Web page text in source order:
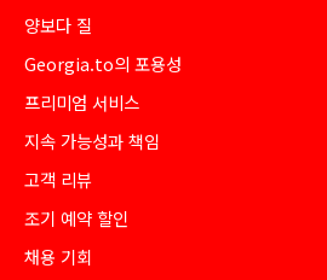
양보다 질
Georgia.to의 포용성
프리미엄 서비스
지속 가능성과 책임
고객 리뷰
조기 예약 할인
채용 기회